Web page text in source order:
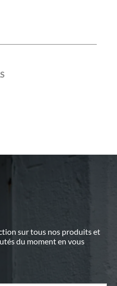
sur tous nos produits et
du moment en vous